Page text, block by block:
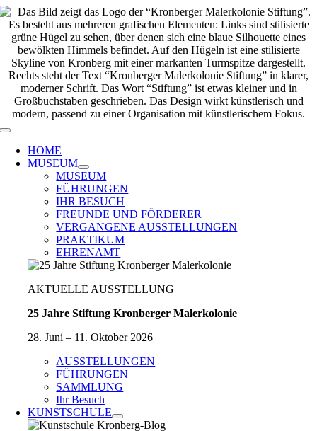
Zum
Inhalt
springen
Toggle
Navigation
HOME
MUSEUM
MUSEUM
FÜHRUNGEN
IHR BESUCH
FREUNDE UND FÖRDERER
VERGANGENE AUSSTELLUNGEN
PRAKTIKUM
EHRENAMT
AKTUELLE AUSSTELLUNG
25 Jahre Stiftung Kronberger Malerkolonie
28. Juni – 11. Oktober 2026
AUSSTELLUNGEN
FÜHRUNGEN
SAMMLUNG
Ihr Besuch
KUNSTSCHULE